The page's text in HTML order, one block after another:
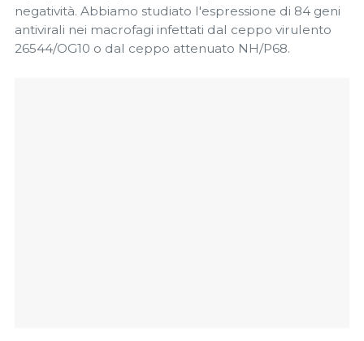
negatività. Abbiamo studiato l'espressione di 84 geni
antivirali nei macrofagi infettati dal ceppo virulento
26544/OG10 o dal ceppo attenuato NH/P68.